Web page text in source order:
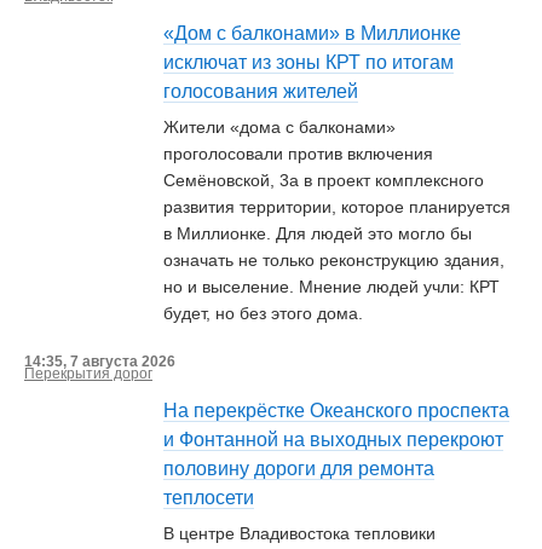
«Дом с балконами» в Миллионке
исключат из зоны КРТ по итогам
голосования жителей
Жители «дома с балконами»
проголосовали против включения
Семёновской, 3а в проект комплексного
развития территории, которое планируется
в Миллионке. Для людей это могло бы
означать не только реконструкцию здания,
но и выселение. Мнение людей учли: КРТ
будет, но без этого дома.
14:35, 7 августа 2026
Перекрытия дорог
На перекрёстке Океанского проспекта
и Фонтанной на выходных перекроют
половину дороги для ремонта
теплосети
В центре Владивостока тепловики